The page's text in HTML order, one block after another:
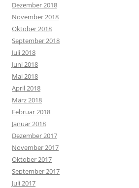
Dezember 2018
November 2018
Oktober 2018
September 2018
Juli 2018
Juni 2018
Mai 2018
April 2018
März 2018
Februar 2018
Januar 2018
Dezember 2017
November 2017
Oktober 2017
September 2017
Juli 2017